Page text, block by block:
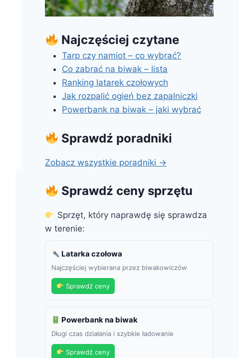
Najczęściej czytane
Tarp czy namiot – co wybrać?
Co zabrać na biwak – lista
Ranking latarek czołowych
Jak rozpalić ogień bez zapalniczki
Powerbank na biwak – jaki wybrać
Sprawdź poradniki
Zobacz wszystkie poradniki →
Sprawdź ceny sprzętu
Sprzęt, który naprawdę się sprawdza
w terenie:
Latarka czołowa
Najczęściej wybierana przez biwakowiczów
Sprawdź ceny
Powerbank na biwak
Długi czas działania i szybkie ładowanie
Sprawdź ceny